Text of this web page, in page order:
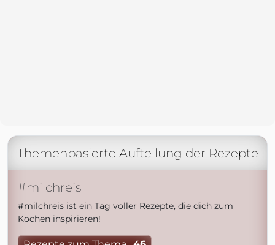
Themenbasierte Aufteilung der Rezepte
#milchreis
#milchreis ist ein Tag voller Rezepte, die dich zum
Kochen inspirieren!